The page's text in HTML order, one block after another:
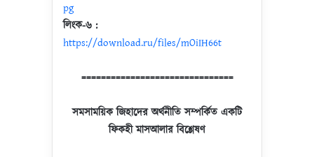
pg
লিংক-৬ :
https://download.ru/files/mOiIH66t
===============================
সমসাময়িক জিহাদের অর্থনীতি সম্পর্কিত একটি
ফিকহী মাসআলার বিশ্লেষণ